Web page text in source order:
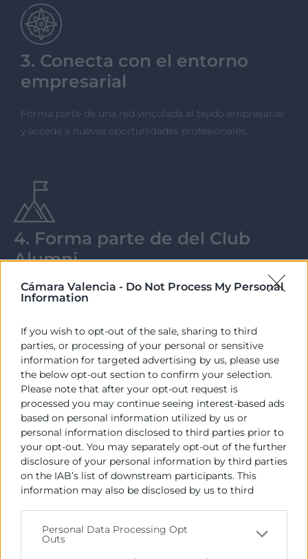
Cámara Valencia - Do Not Process My Personal
Information
If you wish to opt-out of the sale, sharing to third
parties, or processing of your personal or sensitive
information for targeted advertising by us, please use
the below opt-out section to confirm your selection.
Please note that after your opt-out request is
processed you may continue seeing interest-based ads
based on personal information utilized by us or
personal information disclosed to third parties prior to
your opt-out. You may separately opt-out of the further
disclosure of your personal information by third parties
on the IAB’s list of downstream participants. This
information may also be disclosed by us to third
Please note that this website/app uses one or more
Personal Data Processing Opt
Outs
3. Conecta con el entorno
empresarial
Forma parte de una red vinculada al tejido empresarial
y accede a nuevas oportunidades profesionales.
4. Forma parte de del Club
Alumni
Comparte experiencias y conocimiento con otros
Alumni.
La vida del Club
Alumni
01
EVENTOS Y ENCUENTROS